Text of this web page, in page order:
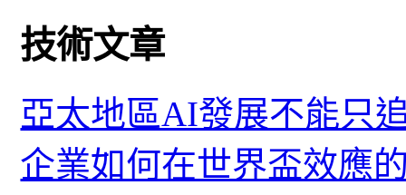
技術文章
亞太地區AI發展不能只
企業如何在世界盃效應